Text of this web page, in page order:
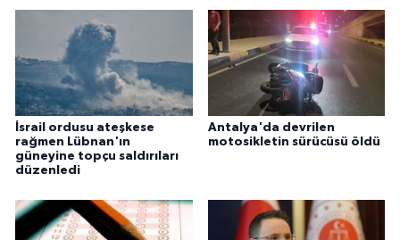
İsrail ordusu ateşkese
rağmen Lübnan'ın
güneyine topçu saldırıları
düzenledi
Antalya'da devrilen
motosikletin sürücüsü öldü